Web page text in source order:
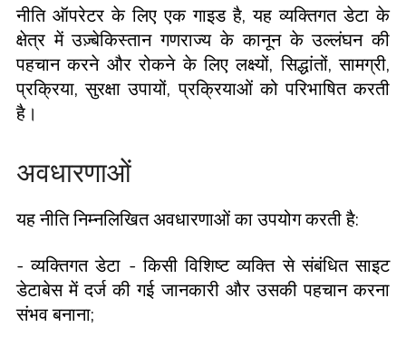
नीति ऑपरेटर के लिए एक गाइड है, यह व्यक्तिगत डेटा के
क्षेत्र में उज़्बेकिस्तान गणराज्य के कानून के उल्लंघन की
पहचान करने और रोकने के लिए लक्ष्यों, सिद्धांतों, सामग्री,
प्रक्रिया, सुरक्षा उपायों, प्रक्रियाओं को परिभाषित करती
है।
अवधारणाओं
यह नीति निम्नलिखित अवधारणाओं का उपयोग करती है:
- व्यक्तिगत डेटा - किसी विशिष्ट व्यक्ति से संबंधित साइट
डेटाबेस में दर्ज की गई जानकारी और उसकी पहचान करना
संभव बनाना;